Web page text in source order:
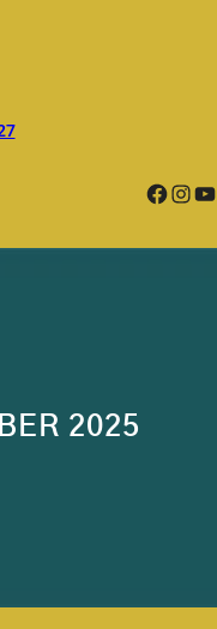
Facebook InstagramYouTube
2025